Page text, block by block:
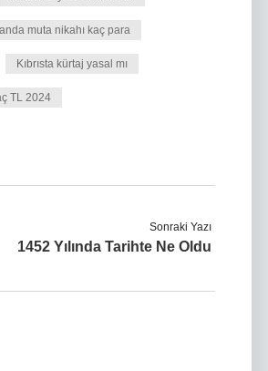
muta nikahı kaç para
Kıbrısta kürtaj yasal mı
TL 2024
Sonraki Yazı
1452 Yılında Tarihte Ne Oldu